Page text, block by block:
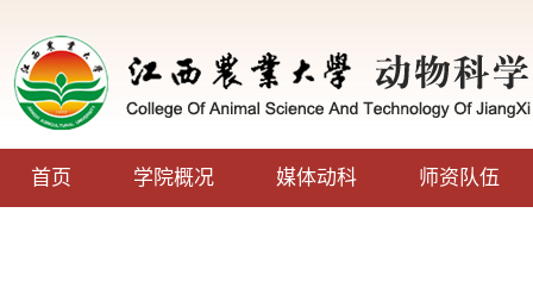
首页 学院概况 媒体动科 师资队伍